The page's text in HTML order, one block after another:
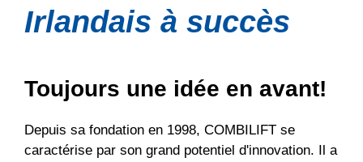
Irlandais à succès
Toujours une idée en avant!
Depuis sa fondation en 1998, COMBILIFT se
caractérise par son grand potentiel d'innovation. Il a